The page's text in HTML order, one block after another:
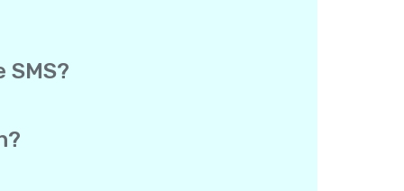
das Android Testing
mehrere Kontakte einlädst.